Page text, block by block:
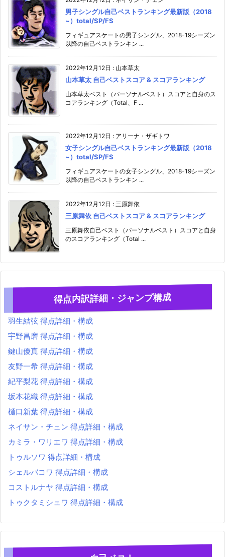
男子シングル自己ベストランキング最新版（2018
~）total/SP/FS
フィギュアスケートの男子シングル、2018-19シーズン
以降の自己ベストランキン ...
2022年12月12日 : 山本草太
山本草太 自己ベストスコア & スコアランキング
山本草太ベスト（パーソナルベスト）スコアと自身のス
コアランキング（Total、F ...
2022年12月12日 : アリーナ・ザギトワ
女子シングル自己ベストランキング最新版（2018
~）total/SP/FS
フィギュアスケートの女子シングル、2018-19シーズン
以降の自己ベストランキン ...
2022年12月12日 : 三原舞依
三原舞依 自己ベストスコア & スコアランキング
三原舞依自己ベスト（パーソナルベスト）スコアと自身
のスコアランキング（Total ...
得点内訳詳細・ジャンプ構成
羽生結弦 得点詳細・構成
宇野昌磨 得点詳細・構成
鍵山優真 得点詳細・構成
友野一希 得点詳細・構成
紀平梨花 得点詳細・構成
坂本花織 得点詳細・構成
樋口新葉 得点詳細・構成
ネイサン・チェン 得点詳細・構成
カミラ・ワリエワ 得点詳細・構成
トゥルソワ 得点詳細・構成
シェルバコワ 得点詳細・構成
コストルナヤ 得点詳細・構成
トゥクタミシェワ 得点詳細・構成